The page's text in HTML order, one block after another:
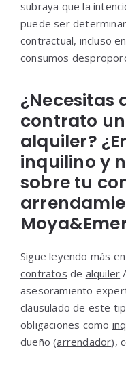
subraya que la
puede ser
contractual, incluso
consumos
¿Necesitas
contrato
alquiler?
inquilino y
sobre tu
Sigue leyendo más
contratos de alquiler /
asesoramiento
clausulado de este
obligaciones como
dueño (arrendador),